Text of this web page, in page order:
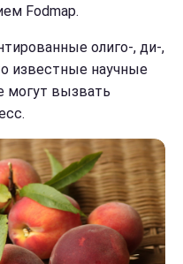
Fodmap.
олиго-, ди-,
известные научные
могут вызвать